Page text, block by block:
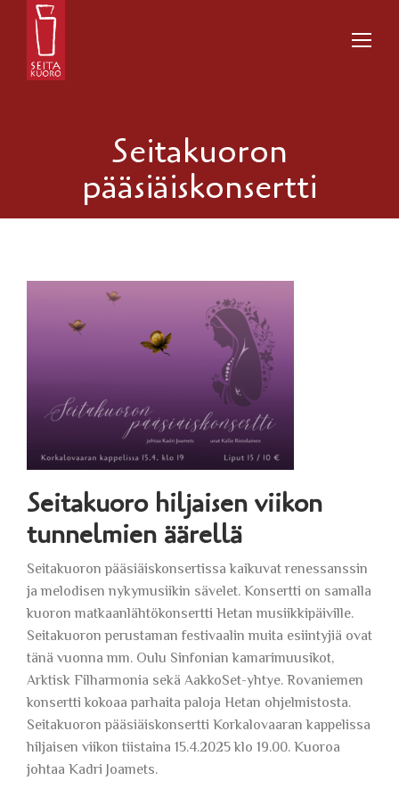
Seitakuoron
pääsiäiskonsertti
Seitakuoro hiljaisen viikon
tunnelmien äärellä
Seitakuoron pääsiäiskonsertissa kaikuvat renessanssin
ja melodisen nykymusiikin sävelet. Konsertti on samalla
kuoron matkaanlähtökonsertti Hetan musiikkipäiville.
Seitakuoron perustaman festivaalin muita esiintyjiä ovat
tänä vuonna mm. Oulu Sinfonian kamarimuusikot,
Arktisk Filharmonia sekä AakkoSet-yhtye. Rovaniemen
konsertti kokoaa parhaita paloja Hetan ohjelmistosta.
Seitakuoron pääsiäiskonsertti Korkalovaaran kappelissa
hiljaisen viikon tiistaina 15.4.2025 klo 19.00. Kuoroa
johtaa Kadri Joamets.